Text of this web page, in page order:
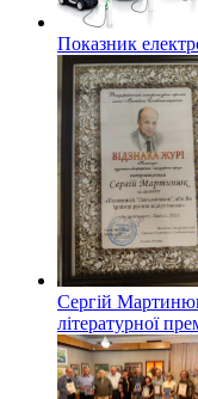
Показник
Сергій
літературної